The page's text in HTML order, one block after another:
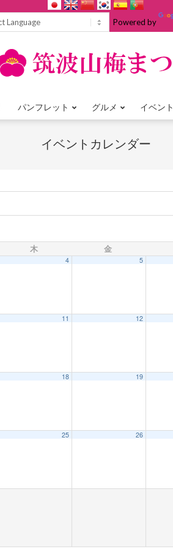
Powered by
Primary
Menu
パンフレット グルメ イベント
イベントカレンダー
木 金
4 5
11 12
18 19
25 26